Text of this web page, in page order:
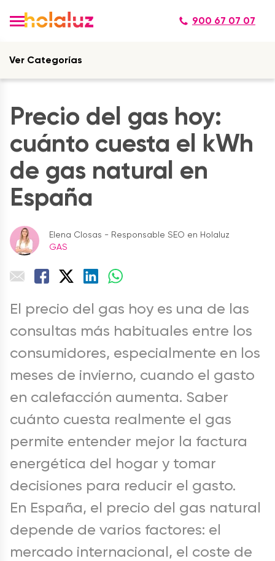
900 67 07 07
Ver Categorías
Precio del gas hoy:
cuánto cuesta el kWh
de gas natural en
España
Elena Closas - Responsable SEO en Holaluz
GAS
El precio del gas hoy es una de las
consultas más habituales entre los
consumidores, especialmente en los
meses de invierno, cuando el gasto
en calefacción aumenta. Saber
cuánto cuesta realmente el gas
permite entender mejor la factura
energética del hogar y tomar
decisiones para reducir el gasto.
En España, el precio del gas natural
depende de varios factores: el
mercado internacional, el coste de